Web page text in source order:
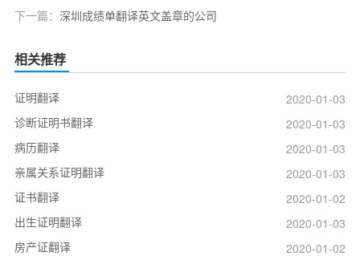
下一篇： 深圳成绩单翻译英文盖章的公司
相关推荐
证明翻译
2020-01-03
诊断证明书翻译
2020-01-03
病历翻译
2020-01-03
亲属关系证明翻译
2020-01-03
证书翻译
2020-01-02
出生证明翻译
2020-01-03
房产证翻译
2020-01-02